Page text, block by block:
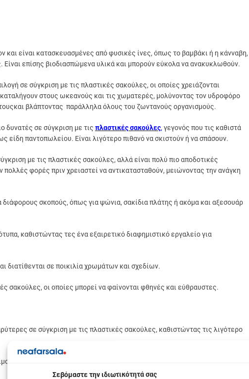
Σεβόμαστε την ιδιωτικότητά σας
και είναι κατασκευασμένες από φυσικές ίνες, όπως το βαμβάκι ή η κάνναβη,
επίσης βιοδιασπώμενα υλικά και μπορούν εύκολα να ανακυκλωθούν.
σε σύγκριση με τις πλαστικές σακούλες, οι οποίες χρειάζονται
στους ωκεανούς και τις χωματερές, μολύνοντας τον υδροφόρο
βλάπτοντας παράλληλα όλους του ζωντανούς οργανισμούς.
δυνατές σε σύγκριση με τις πλαστικές σακούλες, γεγονός που τις καθιστά
είδη παντοπωλείου. Είναι λιγότερο πιθανό να σκιστούν ή να σπάσουν.
με τις πλαστικές σακούλες, αλλά είναι πολύ πιο αποδοτικές
φορές πριν χρειαστεί να αντικατασταθούν, μειώνοντας την ανάγκη
διάφορους σκοπούς, όπως για ψώνια, σακίδια πλάτης ή ακόμα και αξεσουάρ
καθιστώντας τες ένα εξαιρετικό διαφημιστικό εργαλείο για
διατίθενται σε ποικιλία χρωμάτων και σχεδίων.
σακούλες, οι οποίες μπορεί να φαίνονται φθηνές και εύθραυστες.
σε σύγκριση με τις πλαστικές σακούλες, καθιστώντας τις λιγότερο
για να διατηρούνται καθαρές, γεγονός που μπορεί να αυξήσει το συνολικό